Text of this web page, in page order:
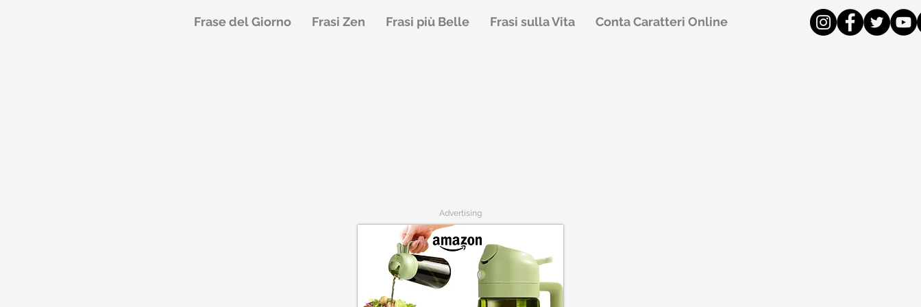
Frase del Giorno Frasi Zen Frasi più Belle Frasi sulla Vita Conta Caratteri Online
Advertising